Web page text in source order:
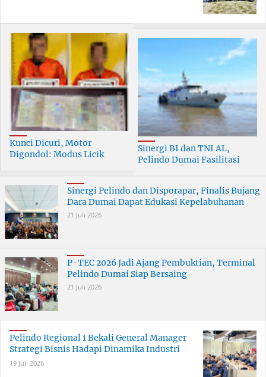
Kunci Dicuri, Motor
Digondol: Modus Licik
Terungkap
Sinergi BI dan TNI AL,
Pelindo Dumai Fasilitasi
Sinergi Pelindo dan Disporapar, Finalis Bujang
Dara Dumai Dapat Edukasi Kepelabuhanan
21 Juli 2026
P-TEC 2026 Jadi Ajang Pembuktian, Terminal
Pelindo Dumai Siap Bersaing
21 Juli 2026
Pelindo Regional 1 Bekali General Manager
Strategi Bisnis Hadapi Dinamika Industri
19 Juli 2026